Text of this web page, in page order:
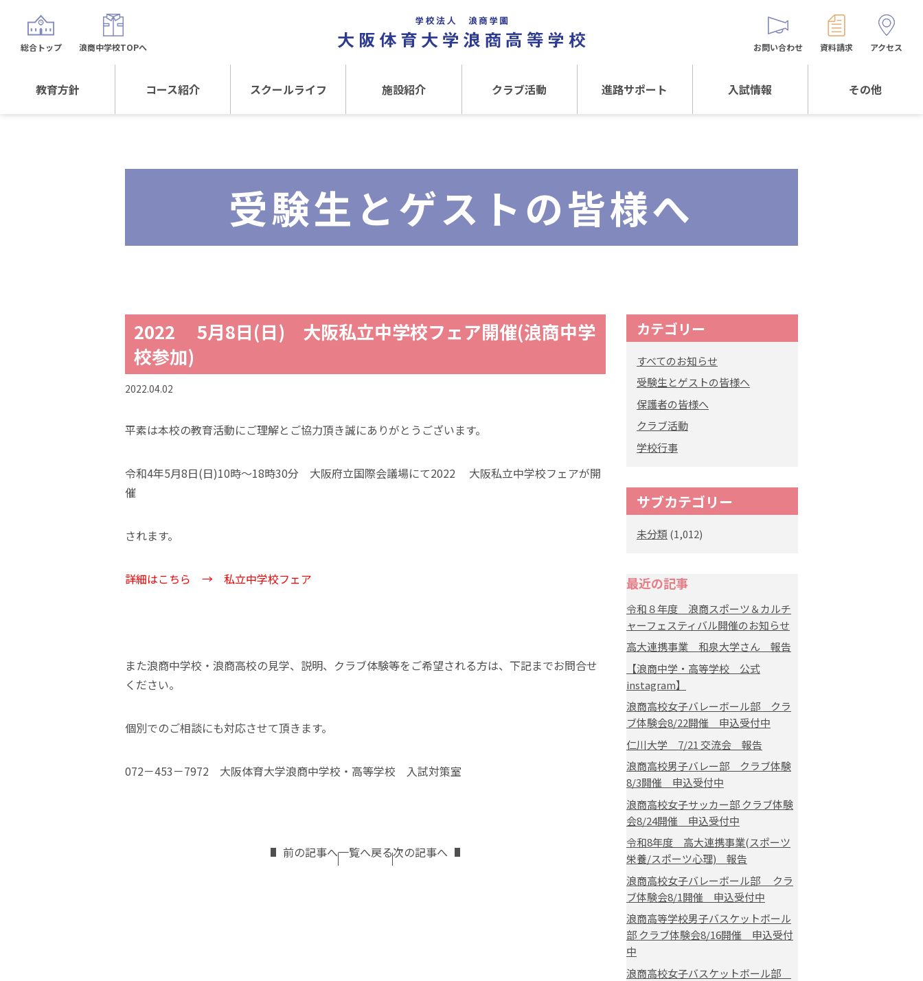
教育方針 コース紹介 スクールライフ 施設紹介 クラブ活動
文化クラブ
進路サポート
大阪体育大学
内部進学について
入試情報 その他
お問い合わせ 資料請求 アクセス
総合トップ 浪商中学校TOPへ
受験生とゲストの皆様へ
2022 5月8日(日) 大阪私立中学校フェア開催(浪商中学
校参加)
2022.04.02
平素は本校の教育活動にご理解とご協力頂き誠にありがとうございます。
令和4年5月8日(日)10時～18時30分 大阪府立国際会議場にて2022 大阪私立中学校フェアが開
催
されます。
詳細はこちら → 私立中学校フェア
また浪商中学校・浪商高校の見学、説明、クラブ体験等をご希望される方は、下記までお問合せ
ください。
個別でのご相談にも対応させて頂きます。
072－453－7972 大阪体育大学浪商中学校・高等学校 入試対策室
前の記事へ一覧へ戻る次の記事へ
カテゴリー
すべてのお知らせ
受験生とゲストの皆様へ
保護者の皆様へ
クラブ活動
学校行事
サブカテゴリー
未分類 (1,012)
最近の記事
令和８年度 浪商スポーツ＆カルチ
ャーフェスティバル開催のお知らせ
高大連携事業 和泉大学さん 報告
【浪商中学・高等学校 公式
instagram】
浪商高校女子バレーボール部 クラ
ブ体験会8/22開催 申込受付中
仁川大学 7/21 交流会 報告
浪商高校男子バレー部 クラブ体験
8/3開催 申込受付中
浪商高校女子サッカー部 クラブ体験
会8/24開催 申込受付中
令和8年度 高大連携事業(スポーツ
栄養/スポーツ心理) 報告
浪商高校女子バレーボール部 クラ
ブ体験会8/1開催 申込受付中
浪商高等学校男子バスケットボール
部 クラブ体験会8/16開催 申込受付
中
浪商高校女子バスケットボール部